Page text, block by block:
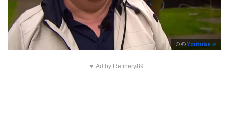
©Youtube
▼ Ad by Refinery89